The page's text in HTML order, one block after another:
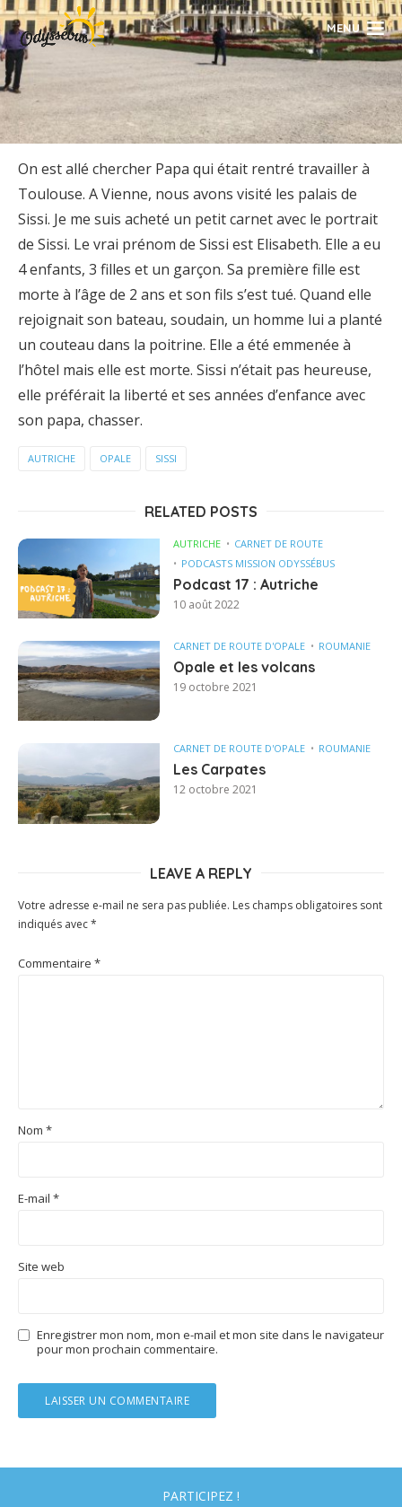
MENU
On est allé chercher Papa qui était rentré travailler à
Toulouse. A Vienne, nous avons visité les palais de
Sissi. Je me suis acheté un petit carnet avec le portrait
de Sissi. Le vrai prénom de Sissi est Elisabeth. Elle a eu
4 enfants, 3 filles et un garçon. Sa première fille est
morte à l’âge de 2 ans et son fils s’est tué. Quand elle
rejoignait son bateau, soudain, un homme lui a planté
un couteau dans la poitrine. Elle a été emmenée à
l’hôtel mais elle est morte. Sissi n’était pas heureuse,
elle préférait la liberté et ses années d’enfance avec
son papa, chasser.
AUTRICHE OPALE SISSI
RELATED POSTS
AUTRICHE
CARNET DE ROUTE
PODCASTS MISSION ODYSSÉBUS
Podcast 17 : Autriche
10 août 2022
CARNET DE ROUTE D'OPALE ROUMANIE
Opale et les volcans
19 octobre 2021
CARNET DE ROUTE D'OPALE ROUMANIE
Les Carpates
12 octobre 2021
LEAVE A REPLY
Votre adresse e-mail ne sera pas publiée. Les champs obligatoires sont
indiqués avec*
Commentaire *
Nom *
E-mail *
Site web
Enregistrer mon nom, mon e-mail et mon site dans le navigateur
pour mon prochain commentaire.
PARTICIPEZ !